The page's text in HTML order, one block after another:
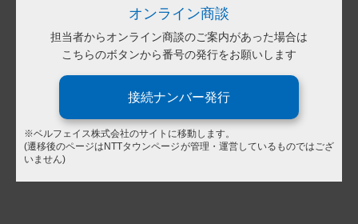
オンライン商談
担当者からオンライン商談のご案内があった場合は
こちらのボタンから番号の発行をお願いします
接続ナンバー発行
※ベルフェイス株式会社のサイトに移動します。
(遷移後のページはNTTタウンページが管理・運営しているものではござ
いません)